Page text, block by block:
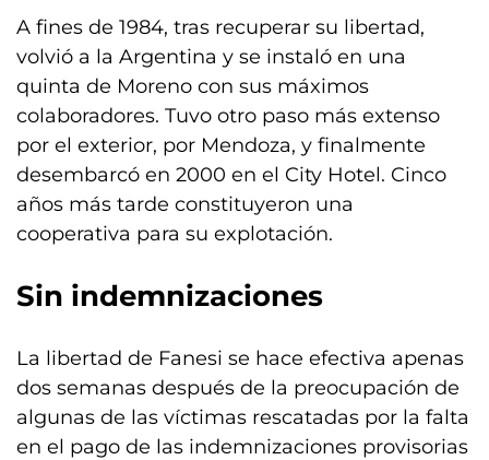
A fines de 1984, tras recuperar su libertad,
volvió a la Argentina y se instaló en una
quinta de Moreno con sus máximos
colaboradores. Tuvo otro paso más extenso
por el exterior, por Mendoza, y finalmente
desembarcó en 2000 en el City Hotel. Cinco
años más tarde constituyeron una
cooperativa para su explotación.
Sin indemnizaciones
La libertad de Fanesi se hace efectiva apenas
dos semanas después de la preocupación de
algunas de las víctimas rescatadas por la falta
en el pago de las indemnizaciones provisorias